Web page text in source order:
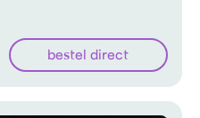
bestel direct